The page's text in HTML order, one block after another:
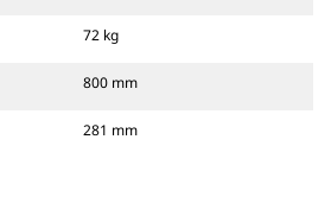
72 kg
800 mm
281 mm